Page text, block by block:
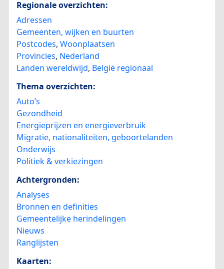
Regionale overzichten:
Adressen
Gemeenten, wijken en buurten
Postcodes, Woonplaatsen
Provincies, Nederland
Landen wereldwijd, België regionaal
Thema overzichten:
Auto’s
Gezondheid
Energieprijzen en energieverbruik
Migratie, nationaliteiten, geboortelanden
Onderwijs
Politiek & verkiezingen
Achtergronden:
Analyses
Bronnen en definities
Gemeentelijke herindelingen
Nieuws
Ranglijsten
Kaarten: